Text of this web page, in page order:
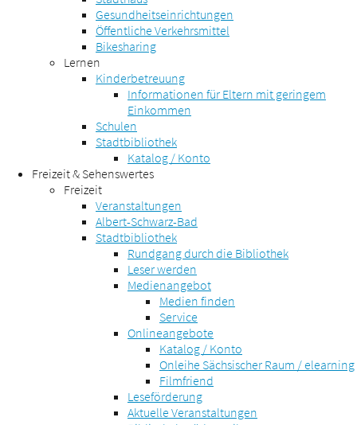
Gesundheitseinrichtungen
Öffentliche Verkehrsmittel
Bikesharing
Lernen
Kinderbetreuung
Informationen für Eltern mit geringem
Einkommen
Schulen
Stadtbibliothek
Katalog / Konto
Freizeit & Sehenswertes
Freizeit
Veranstaltungen
Albert-Schwarz-Bad
Stadtbibliothek
Rundgang durch die Bibliothek
Leser werden
Medienangebot
Medien finden
Service
Onlineangebote
Katalog / Konto
Onleihe Sächsischer Raum / elearning
Filmfriend
Leseförderung
Aktuelle Veranstaltungen